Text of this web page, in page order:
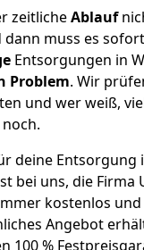
zeitlicheAblauf
muss es
Entsorgungen in
Problem. Wir
und wer weiß,
deine Entsorgung
bei uns, die Firma
kostenlos
Angebot
100 %